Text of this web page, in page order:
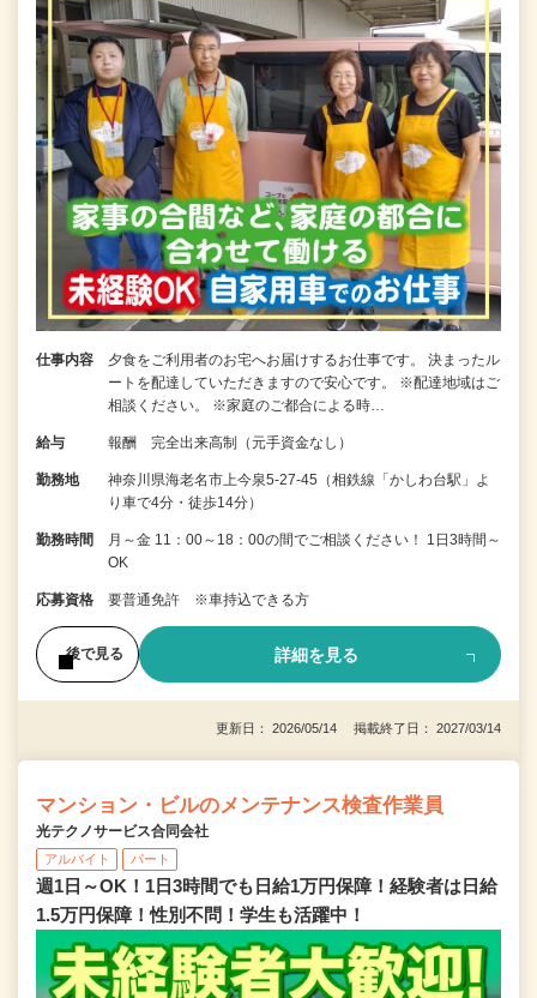
仕事内容
夕食をご利用者のお宅へお届けするお仕事です。 決まったル
ートを配達していただきますので安心です。 ※配達地域はご
相談ください。 ※家庭のご都合による時…
給与 報酬 完全出来高制（元手資金なし）
勤務地
神奈川県海老名市上今泉5-27-45（相鉄線「かしわ台駅」よ
り車で4分・徒歩14分）
勤務時間
月～金 11：00～18：00の間でご相談ください！ 1日3時間～
OK
応募資格 要普通免許 ※車持込できる方
後で見る 詳細を見る
更新日： 2026/05/14 掲載終了日： 2027/03/14
マンション・ビルのメンテナンス検査作業員
光テクノサービス合同会社
アルバイト パート
週1日～OK！1日3時間でも日給1万円保障！経験者は日給
1.5万円保障！性別不問！学生も活躍中！